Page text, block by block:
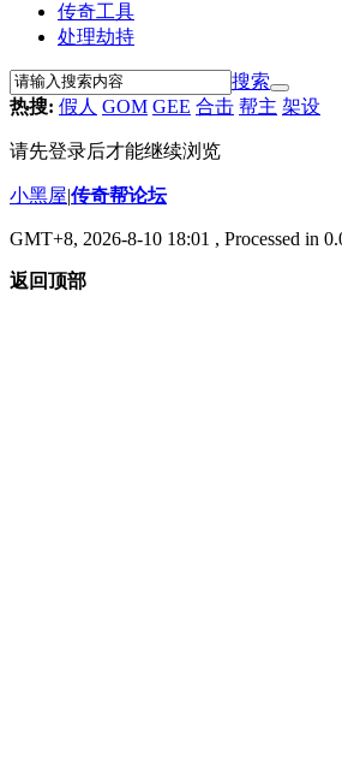
传奇工具
处理劫持
搜索
热搜: 假人 GOM GEE 合击 帮主 架设
请先登录后才能继续浏览
小黑屋|传奇帮论坛
GMT+8, 2026-8-10 18:01 , Processed in
返回顶部